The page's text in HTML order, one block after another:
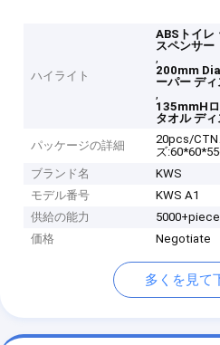
ハイライト
ABSトイレ
スペンサー
,
200mm
ーパー デ
,
135mmH
タオル デ
パッケージの詳細
20pcs/CTN
ズ
ブランド名
KWS
モデル番号
KWS A1
供給の能力
価格
Negotiate
多くを見て